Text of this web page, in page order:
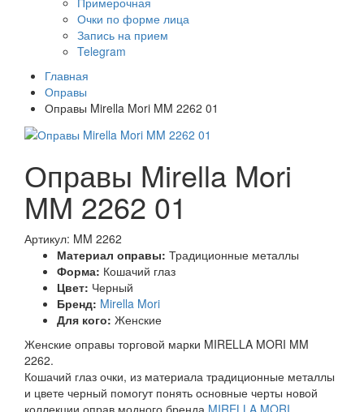
Очки по форме лица
Запись на прием
Telegram
Главная
Оправы
Оправы Mirella Mori MM 2262 01
Оправы Mirella Mori
MM 2262 01
Артикул: MM 2262
Материал оправы: Традиционные металлы
Форма: Кошачий глаз
Цвет: Черный
Бренд: Mirella Mori
Для кого: Женские
Женские оправы торговой марки MIRELLA MORI MM
2262.
Кошачий глаз очки, из материала традиционные металлы
и цвете черный помогут понять основные черты новой
коллекции оправ модного бренда MIRELLA MORI.